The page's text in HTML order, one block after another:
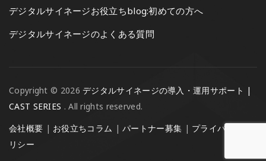
デジタルサイネージお役立ちblog:初めての方へ
デジタルサイネージのよくある質問
Copyright © 2026デジタルサイネージの導入・運用サポート |
CAST SERIES . All rights reserved.
会社概要 | お役立ちコラム |パートナー募集 | プライバシーポ
リシー